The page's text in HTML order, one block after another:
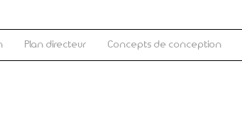
Plan directeur Concepts de conception